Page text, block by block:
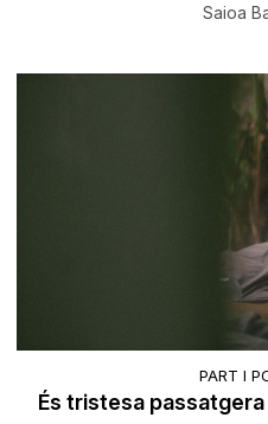
Saioa
PART I
És tristesa